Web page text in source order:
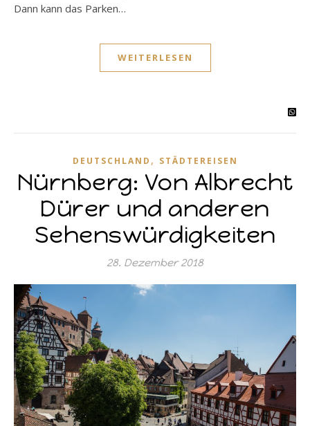
Dann kann das Parken…
WEITERLESEN
DEUTSCHLAND , STÄDTEREISEN
Nürnberg: Von Albrecht
Dürer und anderen
Sehenswürdigkeiten
28. Dezember 2018